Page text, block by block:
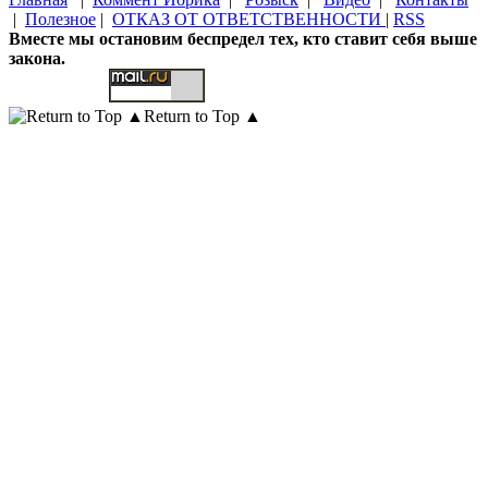
| Полезное | ОТКАЗ ОТ ОТВЕТСТВЕННОСТИ | RSS
Вместе мы остановим беспредел тех, кто ставит себя выше
закона.
Return to Top ▲